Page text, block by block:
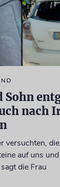
nach
versuchten,
auf uns
die Frau